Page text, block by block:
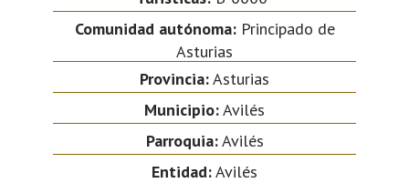
Comunidad autónoma:Principado de
Asturias
Provincia:Asturias
Municipio:Avilés
Parroquia:Avilés
Entidad:Avilés